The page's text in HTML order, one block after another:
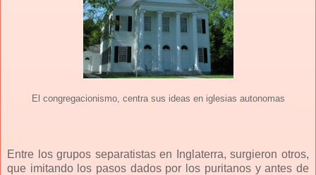
El congregacionismo, centra sus ideas en iglesias autonomas
Entre los grupos separatistas en Inglaterra, surgieron otros,
que imitando los pasos dados por los puritanos y antes de